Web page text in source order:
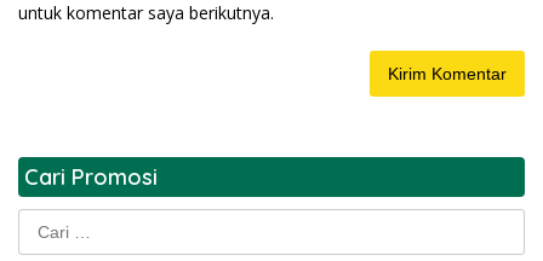
untuk komentar saya berikutnya.
Cari Promosi
Cari
untuk: